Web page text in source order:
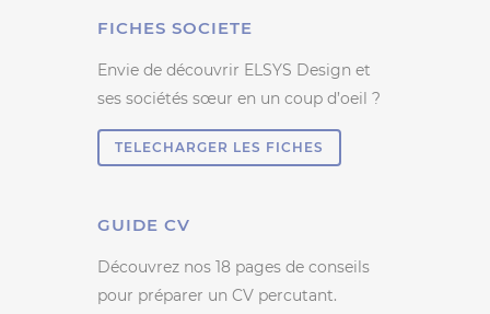
FICHES SOCIETE
Envie de découvrir ELSYS Design et
ses sociétés sœur en un coup d’oeil ?
TELECHARGER LES FICHES
GUIDE CV
Découvrez nos 18 pages de conseils
pour préparer un CV percutant.